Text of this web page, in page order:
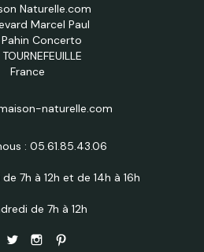
Naturelle.com
Marcel Paul
Pahin Concerto
France
naturelle.com
: 05.61.85.43.06
7h à 12h et de 14h à 16h
de 7h à 12h